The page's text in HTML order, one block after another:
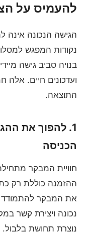
להעמיס על
הגישה הנכונה אינה
נקודות המפגש
בנויה סביב גישה
ועדכונים חיים.
התוצאה.
1. להפוך את
הכניסה
חוויית המבקר
ההזמנה כוללת רק
את המבקר להתמודד
נכונה ויצירת קשר
נוצרת תחושת בלבול.